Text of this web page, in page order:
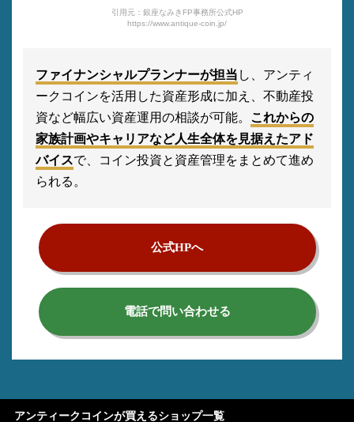
引用元：銀座なみきFP事務所公式HP
https://www.antique-coin.jp/
ファイナンシャルプランナーが担当 し、アンティ
ークコインを活用した資産形成に加え、不動産投
資など幅広い資産運用の相談が可能。
これからの
家族計画やキャリアなど人生全体を見据えたアド
バイスで、コイン投資と資産管理をまとめて進め
られる。
公式HPへ
電話で問い合わせる
アンティークコインが買えるショップ一覧